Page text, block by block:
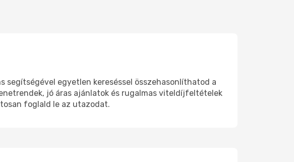
segítségével egyetlen kereséssel összehasonlíthatod a
jó áras ajánlatok és rugalmas viteldíjfeltételek
foglald le az utazodat.